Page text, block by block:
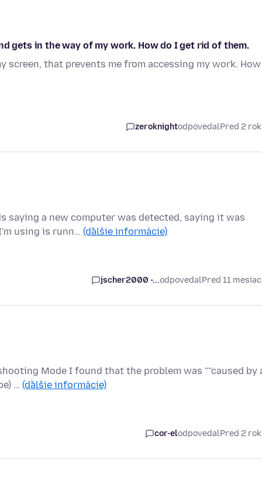
gets in the way of my work. How do I get rid of them.
that prevents me from accessing my work. How
zeroknightodpovedalPred 2
saying a new computer was detected, saying it was
using is runn… (ďalšie informácie)
jscher2000 -...odpovedalPred 11
Mode I found that the problem was ''''caused by
… (ďalšie informácie)
cor-elodpovedalPred 2